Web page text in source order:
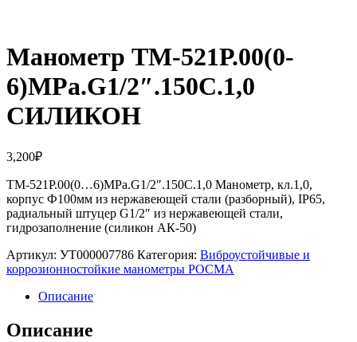
Манометр ТМ-521Р.00(0-
6)MPa.G1/2″.150С.1,0
СИЛИКОН
3,200₽
ТМ-521Р.00(0…6)MPa.G1/2″.150С.1,0 Манометр, кл.1,0,
корпус Ф100мм из нержавеющей стали (разборный), IP65,
радиальный штуцер G1/2″ из нержавеющей стали,
гидрозаполнение (силикон АК-50)
Артикул: УТ000007786 Категория: Виброустойчивые и
коррозионностойкие манометры РОСМА
Описание
Описание